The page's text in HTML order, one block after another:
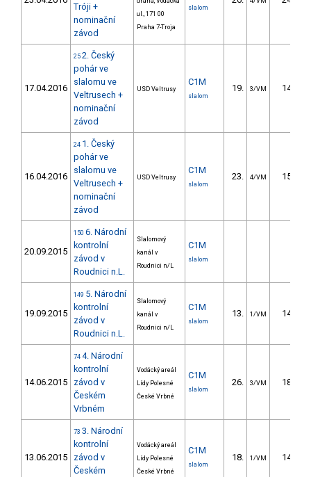
Tróji +
nominační
závod
ul., 171 00
Praha 7-Troja
slalom
17.04.2016
25 2. Český
pohár ve
slalomu ve
Veltrusech +
nominační
závod
USD Veltrusy
C1M
slalom
19. 3/VM 14.02
16.04.2016
24 1. Český
pohár ve
slalomu ve
Veltrusech +
nominační
závod
USD Veltrusy
C1M
slalom
23. 4/VM 15.13
20.09.2015
150 6. Národní
kontrolní
závod v
Roudnici n.L.
Slalomový
kanál v
Roudnici n/L
C1M
slalom
19.09.2015
149 5. Národní
kontrolní
závod v
Roudnici n.L.
Slalomový
kanál v
Roudnici n/L
C1M
slalom
13. 1/VM 14.81
14.06.2015
74 4. Národní
kontrolní
závod v
Českém
Vrbném
Vodácký areál
Lídy Polesné
České Vrbné
C1M
slalom
26. 3/VM 18.18
13.06.2015
73 3. Národní
kontrolní
závod v
Českém
Vodácký areál
Lídy Polesné
České Vrbné
C1M
slalom
18. 1/VM 14.06